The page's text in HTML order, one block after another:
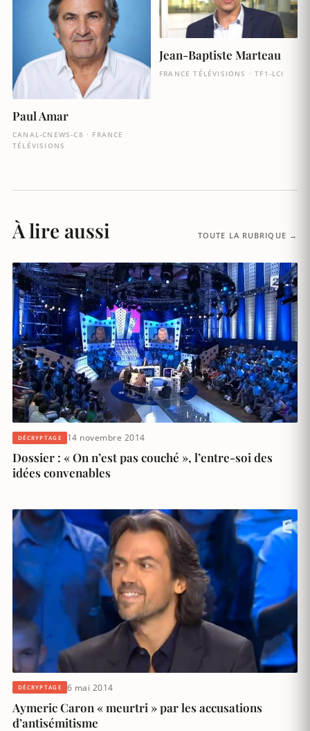
Paul Amar
CANAL-CNEWS-C8 · FRANCE
TÉLÉVISIONS
Jean-Baptiste Marteau
FRANCE TÉLÉVISIONS · TF1-LCI
À lire aussi TOUTE LA RUBRIQUE →
DÉCRYPTAGE 14 novembre 2014
Dossier : « On n’est pas couché », l’entre-soi des
idées convenables
DÉCRYPTAGE 6 mai 2014
Aymeric Caron « meurtri » par les accusations
d’antisémitisme